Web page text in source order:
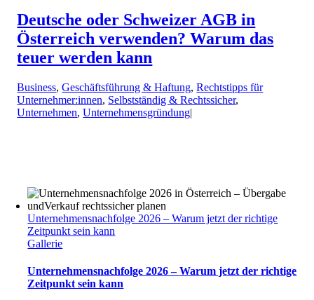
Deutsche oder Schweizer AGB in
Österreich verwenden? Warum das
teuer werden kann
Business,Geschäftsführung & Haftung,Rechtstipps für
Unternehmer:innen, Selbstständig & Rechtssicher,
Unternehmen,Unternehmensgründung|
Unternehmensnachfolge 2026 – Warum jetzt der richtige
Zeitpunkt sein kann
Gallerie
Unternehmensnachfolge 2026 – Warum jetzt der richtige
Zeitpunkt sein kann